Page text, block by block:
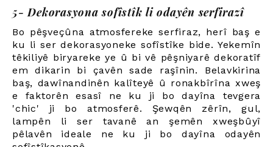
5- Dekorasyona sofîstîk li odayên serfirazî
Bo pêşveçûna atmosfereke serfiraz, herî baş e
ku li ser dekorasyoneke sofîstîke bide. Yekemîn
têkiliyê biryareke ye û bi vê pêşniyarê dekoratîf
em dikarin bi çavên sade raşînin. Belavkirina
baş, dawînandinên kalîteyê û ronakbîrîna xweş
e faktorên esasî ne ku ji bo dayîna tevgera
'chic' ji bo atmosferê. Şewqên zêrîn, gul,
lampên li ser tavanê an şemên xweşbûyî
pêlavên ideale ne ku ji bo dayîna odayên